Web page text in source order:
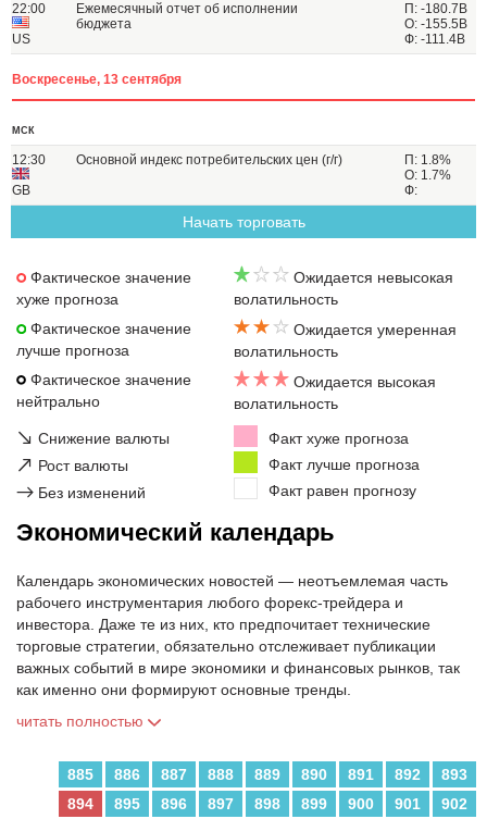
22:00
US
Ежемесячный отчет об исполнении
бюджета
П: -180.7B
О: -155.5B
Ф: -111.4B
Воскресенье, 13 сентября
МСК
12:30
GB
Основной индекс потребительских цен (г/г)
П: 1.8%
О: 1.7%
Ф:
Начать торговать
Фактическое значение
хуже прогноза
Фактическое значение
лучше прогноза
Фактическое значение
нейтрально
Ожидается невысокая
волатильность
Ожидается умеренная
волатильность
Ожидается высокая
волатильность
↘ Снижение валюты
↗ Рост валюты
→ Без изменений
Факт хуже прогноза
Факт лучше прогноза
Факт равен прогнозу
Экономический календарь
Календарь экономических новостей — неотъемлемая часть
рабочего инструментария любого форекс-трейдера и
инвестора. Даже те из них, кто предпочитает технические
торговые стратегии, обязательно отслеживает публикации
важных событий в мире экономики и финансовых рынков, так
как именно они формируют основные тренды.
читать полностью
885 886 887 888 889 890 891 892
893
894
895 896 897 898 899 900 901
902